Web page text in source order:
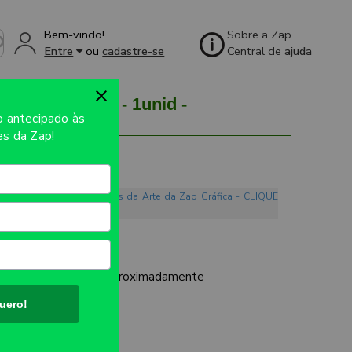
Bem-vindo!
Entre
oucadastre-se
Sobre a Zap
Central deajuda
- 4X0 - 1unid -
os Mandamentos da Arte da Zap Gráfica - CLIQUE
1380x750mm aproximadamente
antecipado às
da Zap!